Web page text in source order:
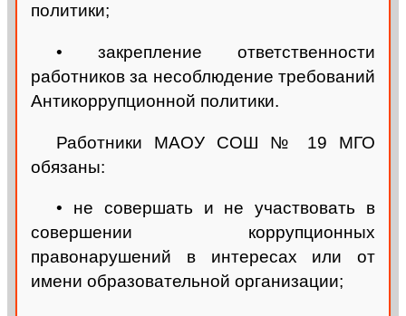
политики;
• закрепление ответственности
работников за несоблюдение требований
Антикоррупционной политики.
Работники МАОУ СОШ № 19 МГО
обязаны:
• не совершать и не участвовать в
совершении коррупционных
правонарушений в интересах или от
имени образовательной организации;